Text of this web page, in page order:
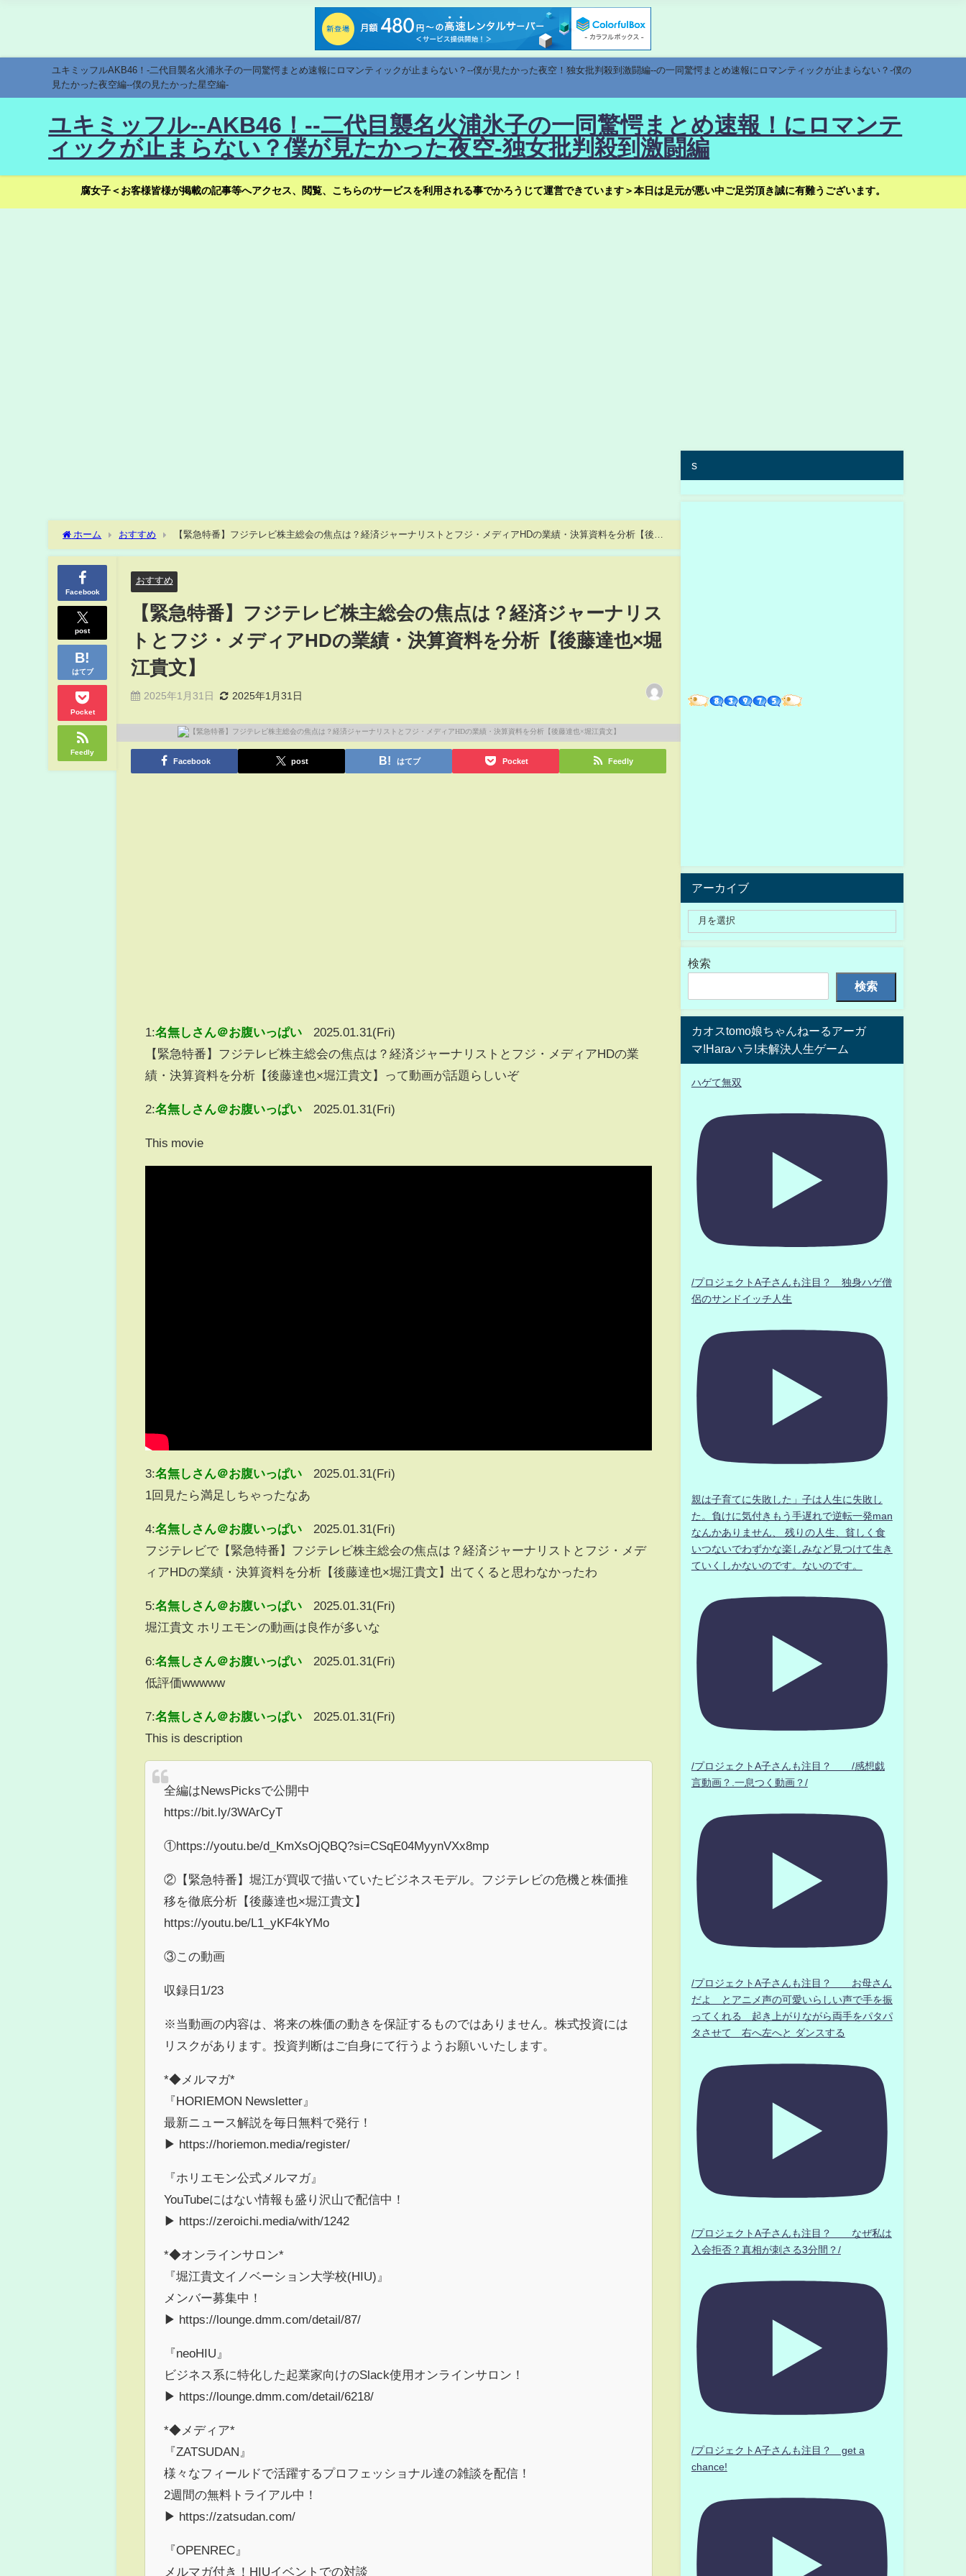
ユキミッフルAKB46！-二代目襲名火浦氷子の一同驚愕まとめ速報にロマンティックが止まらない？--僕が見たかった夜空！独女批判殺到激闘編--の一同驚愕まとめ速報にロマンティックが止まらない？-僕の
見たかった夜空編--僕の見たかった星空編-
ユキミッフル--AKB46！--二代目襲名火浦氷子の一同驚愕まとめ速報！にロマンテ
ィックが止まらない？僕が見たかった夜空-独女批判殺到激闘編
腐女子＜お客様皆様が掲載の記事等へアクセス、閲覧、こちらのサービスを利用される事でかろうじて運営できています＞本日は足元が悪い中ご足労頂き誠に有難うございます。
ホーム おすすめ
【緊急特番】フジテレビ株主総会の焦点は？経済ジャーナリストとフジ・メディアHDの業績・決算資料を分析【後藤
達也×堀江貴文】
Facebook
post
はてブ
Pocket
Feedly
おすすめ
【緊急特番】フジテレビ株主総会の焦点は？経済ジャーナリス
トとフジ・メディアHDの業績・決算資料を分析【後藤達也×堀
江貴文】
2025年1月31日 2025年1月31日
Facebook post はてブ Pocket Feedly
1:名無しさん＠お腹いっぱい
2025.01.31(Fri)
【緊急特番】フジテレビ株主総会の焦点は？経済ジャーナリストとフジ・メディアHDの業
績・決算資料を分析【後藤達也×堀江貴文】って動画が話題らしいぞ
2:名無しさん＠お腹いっぱい 2025.01.31(Fri)
This movie
3:名無しさん＠お腹いっぱい
2025.01.31(Fri)
1回見たら満足しちゃったなあ
4:名無しさん＠お腹いっぱい
2025.01.31(Fri)
フジテレビで【緊急特番】フジテレビ株主総会の焦点は？経済ジャーナリストとフジ・メデ
ィアHDの業績・決算資料を分析【後藤達也×堀江貴文】出てくると思わなかったわ
5:名無しさん＠お腹いっぱい
2025.01.31(Fri)
堀江貴文 ホリエモンの動画は良作が多いな
6:名無しさん＠お腹いっぱい
2025.01.31(Fri)
低評価wwwww
7:名無しさん＠お腹いっぱい
2025.01.31(Fri)
This is description
全編はNewsPicksで公開中
https://bit.ly/3WArCyT
①https://youtu.be/d_KmXsOjQBQ?si=CSqE04MyynVXx8mp
②【緊急特番】堀江が買収で描いていたビジネスモデル。フジテレビの危機と株価推
移を徹底分析【後藤達也×堀江貴文】
https://youtu.be/L1_yKF4kYMo
③この動画
収録日1/23
※当動画の内容は、将来の株価の動きを保証するものではありません。株式投資には
リスクがあります。投資判断はご自身にて行うようお願いいたします。
*◆メルマガ*
『HORIEMON Newsletter』
最新ニュース解説を毎日無料で発行！
▶ https://horiemon.media/register/
『ホリエモン公式メルマガ』
YouTubeにはない情報も盛り沢山で配信中！
▶ https://zeroichi.media/with/1242
*◆オンラインサロン*
『堀江貴文イノベーション大学校(HIU)』
メンバー募集中！
▶ https://lounge.dmm.com/detail/87/
『neoHIU』
ビジネス系に特化した起業家向けのSlack使用オンラインサロン！
▶ https://lounge.dmm.com/detail/6218/
*◆メディア*
『ZATSUDAN』
様々なフィールドで活躍するプロフェッショナル達の雑談を配信！
2週間の無料トライアル中！
▶ https://zatsudan.com/
『OPENREC』
メルマガ付き！HIUイベントでの対談
s
アーカイブ
検索
検索
カオスtomo娘ちゃんねーるアーガ
マ!Haraハラ!未解決人生ゲーム
ハゲて無双
/プロジェクトA子さんも注目？ 独身ハゲ僧
侶のサンドイッチ人生
親は子育てに失敗した」子は人生に失敗し
た。負けに気付きもう手遅れで逆転一発man
なんかありません、 残りの人生、貧しく食
いつないでわずかな楽しみなど見つけて生き
ていくしかないのです。ないのです。
/プロジェクトA子さんも注目？ /感想戯
言動画？.一息つく動画？/
/プロジェクトA子さんも注目？ お母さん
だよ とアニメ声の可愛いらしい声で手を振
ってくれる 起き上がりながら両手をパタパ
タさせて 右へ左へと ダンスする
/プロジェクトA子さんも注目？ なぜ私は
入会拒否？真相が刺さる3分間？/
/プロジェクトA子さんも注目？ get a
chance!